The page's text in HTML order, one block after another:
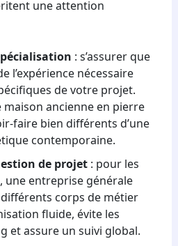
une attention
: s’assurer que
l’expérience nécessaire
de votre projet.
ancienne en pierre
faire bien différents d’une
contemporaine.
de projet: pour les
une entreprise générale
corps de métier
fluide, évite les
et assure un suivi global.